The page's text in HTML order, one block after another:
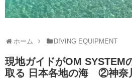
ホーム DIVING EQUIPMENT
現地ガイドがOM SYSTEM
取る 日本各地の海 ②神